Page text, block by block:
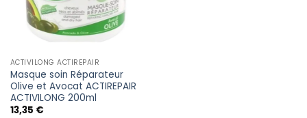
ACTIVILONG ACTIREPAIR
Masque soin Réparateur
Olive et Avocat ACTIREPAIR
ACTIVILONG 200ml
13,35 €